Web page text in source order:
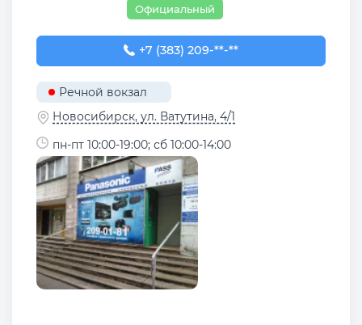
Официальный
+7 (383) 209-01-81
+7 (383) 209-**-**
Речной вокзал
Новосибирск, ул. Ватутина, 4/1
пн-пт 10:00-19:00; сб 10:00-14:00